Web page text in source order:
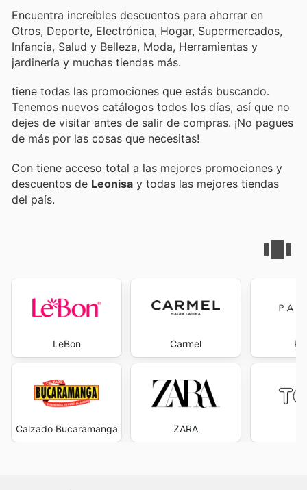
Encuentra increíbles descuentos para ahorrar en
Otros, Deporte, Electrónica, Hogar, Supermercados,
Infancia, Salud y Belleza, Moda, Herramientas y
jardinería y muchas tiendas más.
tiene todas las promociones que estás buscando.
Tenemos nuevos catálogos todos los días, así que no
dejes de visitar antes de salir de compras. ¡No pagues
de más por las cosas que necesitas!
Con tiene acceso total a las mejores promociones y
descuentos de Leonisa y todas las mejores tiendas
del país.
LeBon
Calzado Bucaramanga
Carmel
ZARA